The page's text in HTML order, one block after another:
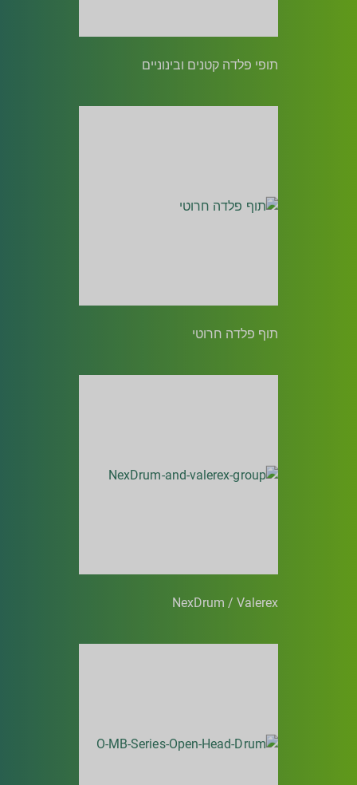
תופי פלדה קטנים ובינוניים
תוף פלדה חרוטי
NexDrum / Valerex